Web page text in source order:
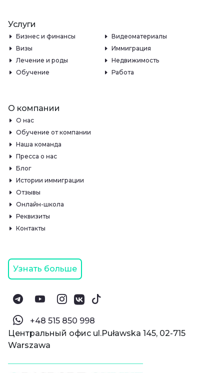
Услуги
Бизнес и финансы
Видеоматериалы
Визы
Иммиграция
Лечение и роды
Недвижимость
Обучение
Работа
О компании
О нас
Обучение от компании
Наша команда
Пресса о нас
Блог
Истории иммиграции
Отзывы
Онлайн-школа
Реквизиты
Контакты
Узнать больше
‪+48 515 850 998‬
Центральный офис ul.Puławska 145, 02-715
Warszawa